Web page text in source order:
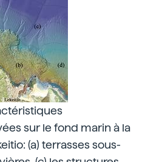
sur le fond marin à la
(a) terrasses sous-